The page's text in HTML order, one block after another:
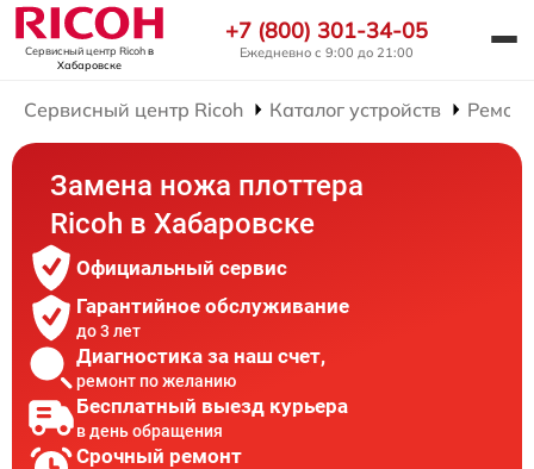
Сервисный центр Ricohв
Хабаровске
+7 (800) 301-34-05
Ежедневно с 9:00 до 21:00
Сервисный центр Ricoh Каталог устройств
Замена ножа плоттера
Ricoh в Хабаровске
Официальный сервис
Гарантийное обслуживание
до 3 лет
Диагностика за наш счет,
ремонт по желанию
Бесплатный выезд курьера
в день обращения
Срочный ремонт